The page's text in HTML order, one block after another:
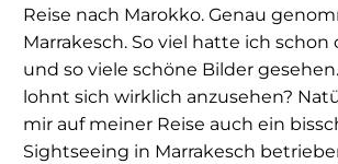
Reise nach Marokko. Genau
Marrakesch. So viel hatte ich
und so viele schöne Bilder
lohnt sich wirklich anzusehen?
mir auf meiner Reise auch ein
Sightseeing in Marrakesch